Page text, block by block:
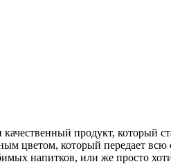
продукт,
который передает всю
напитков, или же просто